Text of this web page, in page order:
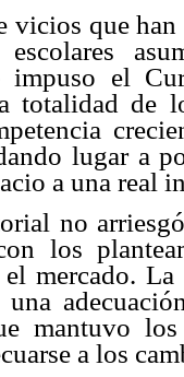
vicios que
impuso el
totalidad de
lugar a
a una real
no
los
el mercado.
una
mantuvo
a los